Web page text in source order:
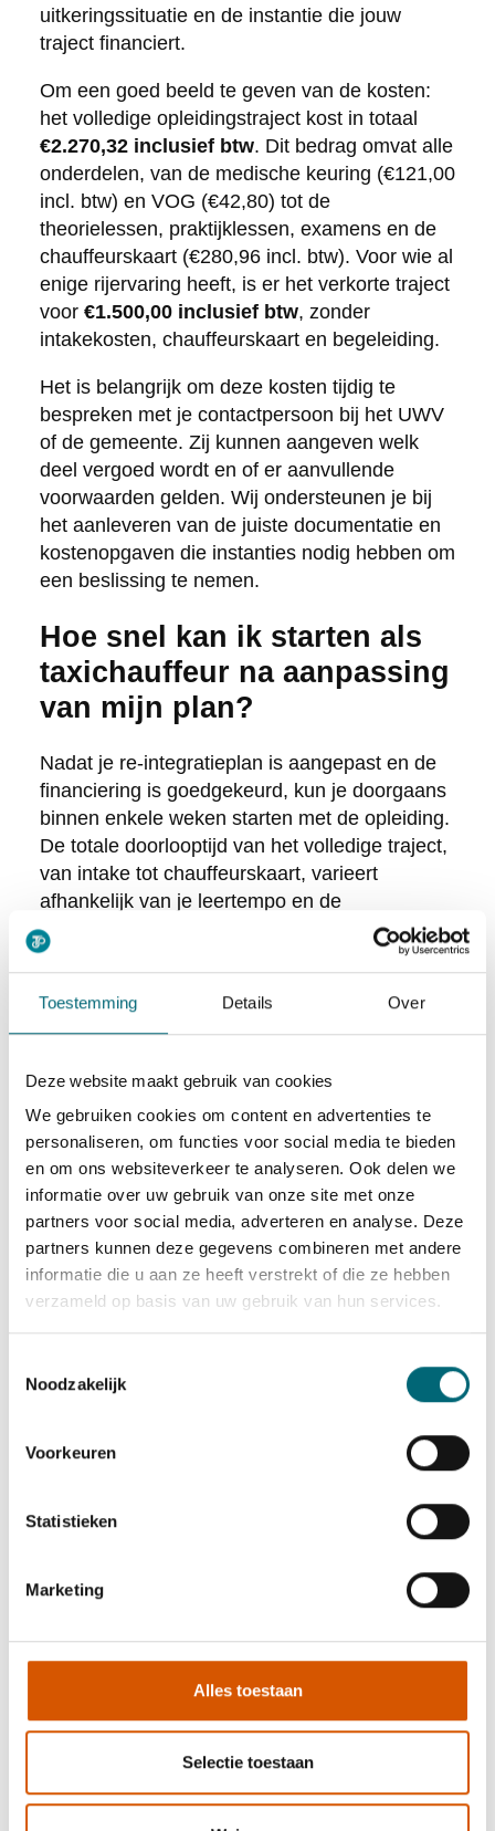
Toestemming Details Over
Deze website maakt gebruik van cookies
We gebruiken cookies om content en advertenties te
personaliseren, om functies voor social media te bieden
en om ons websiteverkeer te analyseren. Ook delen we
informatie over uw gebruik van onze site met onze
partners voor social media, adverteren en analyse. Deze
partners kunnen deze gegevens combineren met andere
informatie die u aan ze heeft verstrekt of die ze hebben
verzameld op basis van uw gebruik van hun services.
Noodzakelijk
Voorkeuren
Statistieken
Marketing
Alles toestaan
Selectie toestaan
uitkeringssituatie en de instantie die jouw
traject financiert.
Om een goed beeld te geven van de kosten:
het volledige opleidingstraject kost in totaal
€2.270,32 inclusief btw. Dit bedrag omvat alle
onderdelen, van de medische keuring (€121,00
incl. btw) en VOG (€42,80) tot de
theorielessen, praktijklessen, examens en de
chauffeurskaart (€280,96 incl. btw). Voor wie al
enige rijervaring heeft, is er het verkorte traject
voor €1.500,00 inclusief btw, zonder
intakekosten, chauffeurskaart en begeleiding.
Het is belangrijk om deze kosten tijdig te
bespreken met je contactpersoon bij het UWV
of de gemeente. Zij kunnen aangeven welk
deel vergoed wordt en of er aanvullende
voorwaarden gelden. Wij ondersteunen je bij
het aanleveren van de juiste documentatie en
kostenopgaven die instanties nodig hebben om
een beslissing te nemen.
Hoe snel kan ik starten als
taxichauffeur na aanpassing
van mijn plan?
Nadat je re-integratieplan is aangepast en de
financiering is goedgekeurd, kun je doorgaans
binnen enkele weken starten met de opleiding.
De totale doorlooptijd van het volledige traject,
van intake tot chauffeurskaart, varieert
afhankelijk van je leertempo en de
beschikbaarheid van examens, maar ligt
gemiddeld tussen de zes en twaalf weken.
Bij het verkorte traject is de doorlooptijd korter,
omdat je minder lesdagen volgt en sneller
aantrekkelijke optie voor mensen die snel aan
de slag willen en al een bepaalde basis
hebben.
Na het behalen van je chauffeurskaart ben je
officieel bevoegd om als taxichauffeur te
werken in Nederland. Via onzetaxichauffeur
vacatureskoppelen we je aan werkgevers die
actief op zoek zijn naar gekwalificeerde
chauffeurs. De overgang van opleiding naar
eruitziet en wat de snelste route is naar werk
als taxichauffeur? Meld je aan via onze
zodat we samen kunnen kijken wat er mogelijk
Veelgestelde
Kan ik een taxiopleiding
volgen als ik een
gedeeltelijke